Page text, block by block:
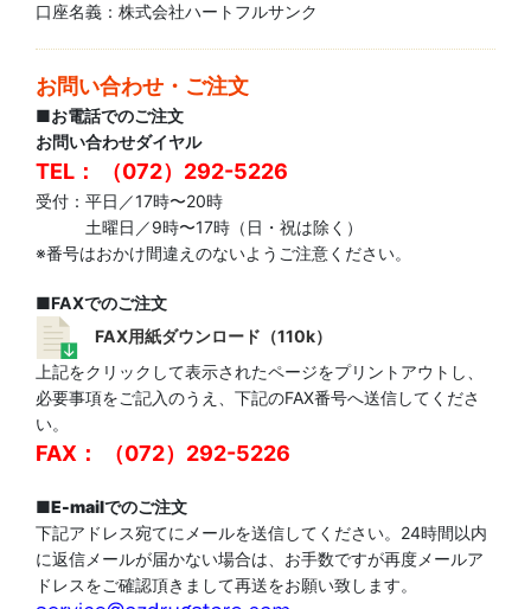
口座名義：株式会社ハートフルサンク
お問い合わせ・ご注文
■お電話でのご注文
お問い合わせダイヤル
TEL： （072）292-5226
受付：平日／17時〜20時
土曜日／9時〜17時（日・祝は除く）
※番号はおかけ間違えのないようご注意ください。
■FAXでのご注文
FAX用紙ダウンロード（110k）
上記をクリックして表示されたページをプリントアウトし、
必要事項をご記入のうえ、下記のFAX番号へ送信してくださ
い。
FAX： （072）292-5226
■E-mailでのご注文
下記アドレス宛てにメールを送信してください。24時間以内
に返信メールが届かない場合は、お手数ですが再度メールア
ドレスをご確認頂きまして再送をお願い致します。